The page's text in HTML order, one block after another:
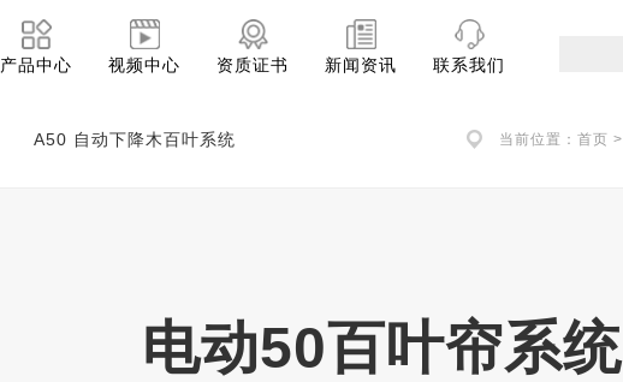
产品中心 视频中心 资质证书 新闻资讯 联系我们
当前位置： 首页 >
A50 自动下降木百叶系统
电动50百叶帘系统